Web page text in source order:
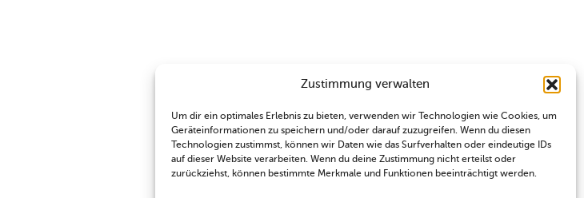
Zustimmung verwalten
Um dir ein optimales Erlebnis zu bieten, verwenden wir Technologien wie Cookies, um
Geräteinformationen zu speichern und/oder darauf zuzugreifen. Wenn du diesen
Technologien zustimmst, können wir Daten wie das Surfverhalten oder eindeutige IDs
auf dieser Website verarbeiten. Wenn du deine Zustimmung nicht erteilst oder
zurückziehst, können bestimmte Merkmale und Funktionen beeinträchtigt werden.